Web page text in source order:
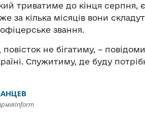
триватиме до кінця
за кілька місяців вони
звання.
повісток не бігатиму, –
Служитиму, де буду